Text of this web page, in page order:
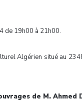
de 19h00 à 21h00.
Algérien situé au
de M.